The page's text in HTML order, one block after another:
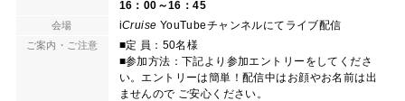
16：00～16：45
会場 iCruise YouTubeチャンネルにてライブ配信
ご案内・ご注意
■定 員：50名様
■参加方法：下記より参加エントリーをしてくださ
い。エントリーは簡単！配信中はお顔やお名前は出
ませんので ご安心ください。